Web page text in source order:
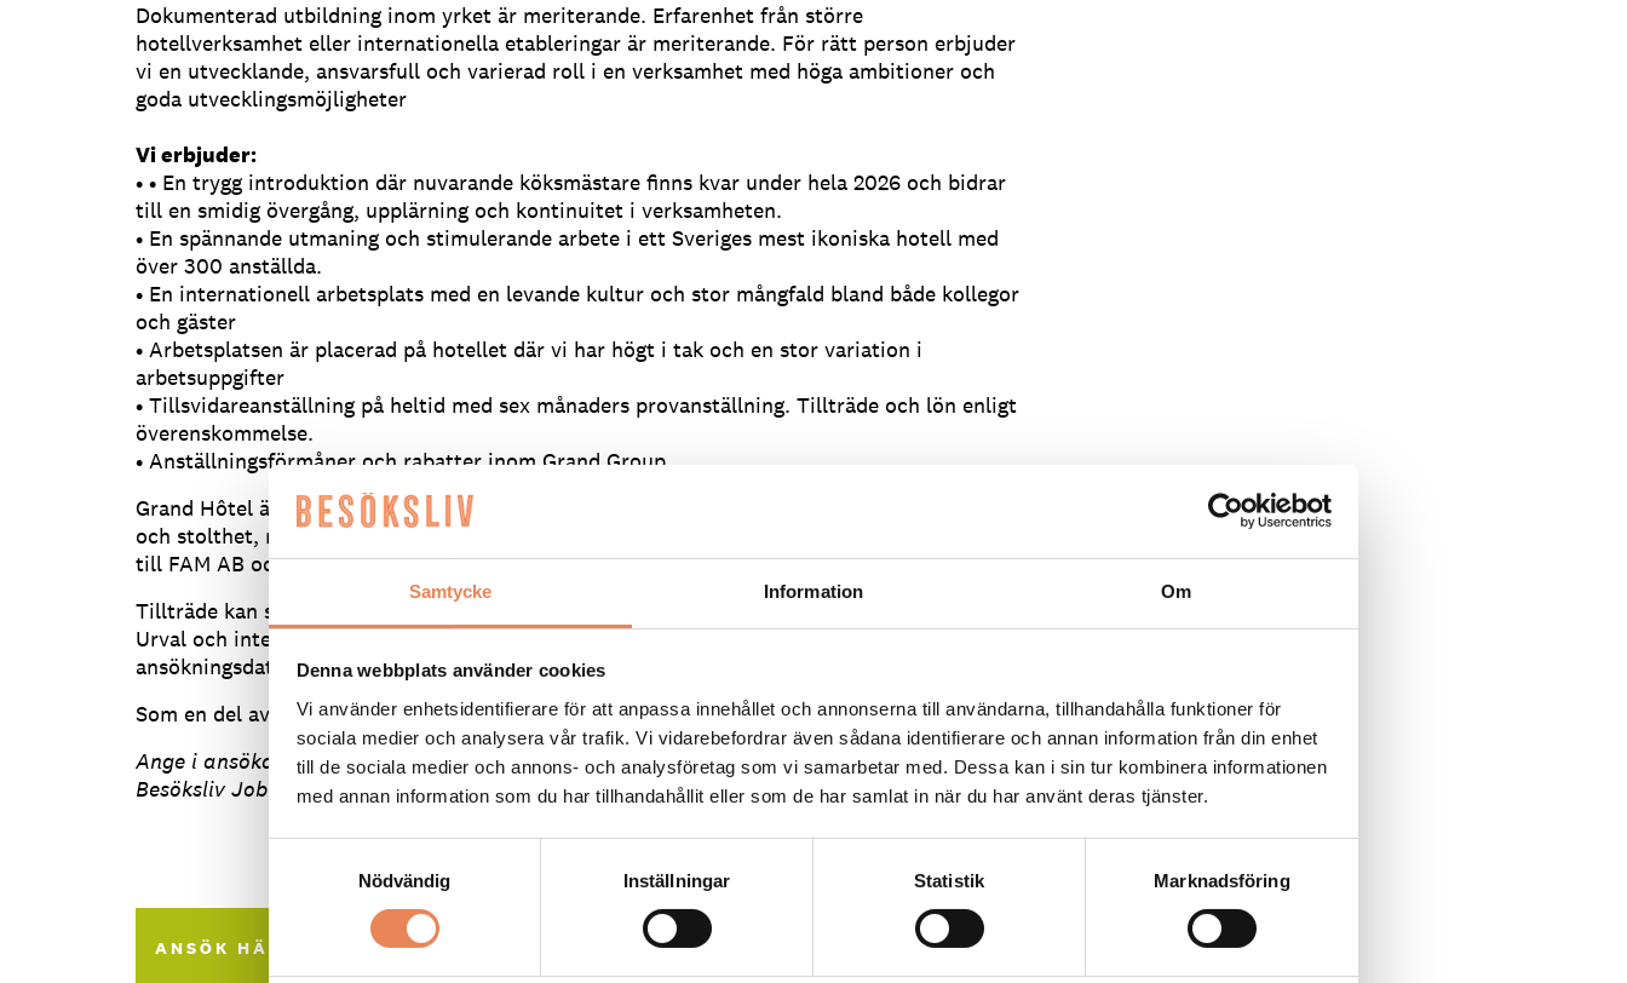
Samtycke Information Om
Denna webbplats använder cookies
Vi använder enhetsidentifierare för att anpassa innehållet och annonserna till användarna, tillhandahålla funktioner för
sociala medier och analysera vår trafik. Vi vidarebefordrar även sådana identifierare och annan information från din enhet
till de sociala medier och annons- och analysföretag som vi samarbetar med. Dessa kan i sin tur kombinera informationen
med annan information som du har tillhandahållit eller som de har samlat in när du har använt deras tjänster.
Nödvändig
Inställningar Statistik Marknadsföring
Dokumenterad utbildning inom yrket är meriterande. Erfarenhet från större
hotellverksamhet eller internationella etableringar är meriterande. För rätt person erbjuder
vi en utvecklande, ansvarsfull och varierad roll i en verksamhet med höga ambitioner och
goda utvecklingsmöjligheter
Vi erbjuder:
• • En trygg introduktion där nuvarande köksmästare finns kvar under hela 2026 och bidrar
till en smidig övergång, upplärning och kontinuitet i verksamheten.
• En spännande utmaning och stimulerande arbete i ett Sveriges mest ikoniska hotell med
över 300 anställda.
• En internationell arbetsplats med en levande kultur och stor mångfald bland både kollegor
och gäster
• Arbetsplatsen är placerad på hotellet där vi har högt i tak och en stor variation i
arbetsuppgifter
• Tillsvidareanställning på heltid med sex månaders provanställning. Tillträde och lön enligt
överenskommelse.
• Anställningsförmåner och rabatter inom Grand Group.
Grand Hôtel är en plats där personalen gör skillnad och tillsammans skapar vi, med passion
och stolthet, minnesvärda upplevelser för våra gäster. Grand Hôtel är ett helägt dotterbolag
till FAM AB och det enda hotellet i Sverige som är med i Leading Hotels of the World.
Tillträde kan ske omgående för rätt kandidat. Vi ser fram emot din ansökan senast den 31/5.
Urval och intervjuer sker löpande, och tjänsten kan komma att tillsättas innan sista
ansökningsdatum.
Som en del av rekryteringsprocessen utför vi bakgrundskontroller.
Ange i ansökan att du sett annonsen på besoksliv.se. Se även alla våra lediga jobb på
Besöksliv Jobb på Facebook
ANSÖK HÄR Tipsa en vän: